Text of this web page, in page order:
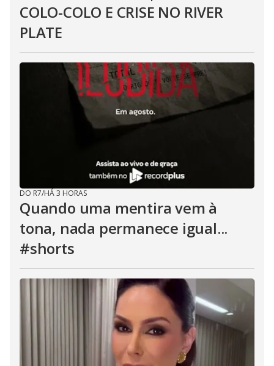
COLO-COLO E CRISE NO RIVER
PLATE
DO R7/HÁ 3 HORAS
Quando uma mentira vem à
tona, nada permanece igual...
#shorts